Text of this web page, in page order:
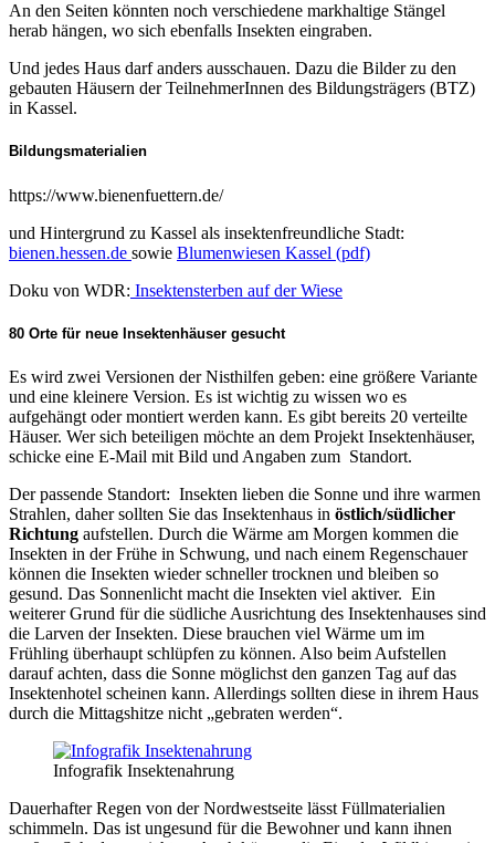
An den Seiten könnten noch verschiedene markhaltige Stängel
herab hängen, wo sich ebenfalls Insekten eingraben.
Und jedes Haus darf anders ausschauen. Dazu die Bilder zu den
gebauten Häusern der TeilnehmerInnen des Bildungsträgers (BTZ)
in Kassel.
Bildungsmaterialien
https://www.bienenfuettern.de/
und Hintergrund zu Kassel als insektenfreundliche Stadt:
bienen.hessen.de sowie Blumenwiesen Kassel (pdf)
Doku von WDR: Insektensterben auf der Wiese
80 Orte für neue Insektenhäuser gesucht
Es wird zwei Versionen der Nisthilfen geben: eine größere Variante
und eine kleinere Version. Es ist wichtig zu wissen wo es
aufgehängt oder montiert werden kann. Es gibt bereits 20 verteilte
Häuser. Wer sich beteiligen möchte an dem Projekt Insektenhäuser,
schicke eine E-Mail mit Bild und Angaben zum Standort.
Der passende Standort: Insekten lieben die Sonne und ihre warmen
Strahlen, daher sollten Sie das Insektenhaus in östlich/südlicher
Richtung aufstellen. Durch die Wärme am Morgen kommen die
Insekten in der Frühe in Schwung, und nach einem Regenschauer
können die Insekten wieder schneller trocknen und bleiben so
gesund. Das Sonnenlicht macht die Insekten viel aktiver. Ein
weiterer Grund für die südliche Ausrichtung des Insektenhauses sind
die Larven der Insekten. Diese brauchen viel Wärme um im
Frühling überhaupt schlüpfen zu können. Also beim Aufstellen
darauf achten, dass die Sonne möglichst den ganzen Tag auf das
Insektenhotel scheinen kann. Allerdings sollten diese in ihrem Haus
durch die Mittagshitze nicht „gebraten werden“.
Infografik Insektenahrung
Dauerhafter Regen von der Nordwestseite lässt Füllmaterialien
schimmeln. Das ist ungesund für die Bewohner und kann ihnen